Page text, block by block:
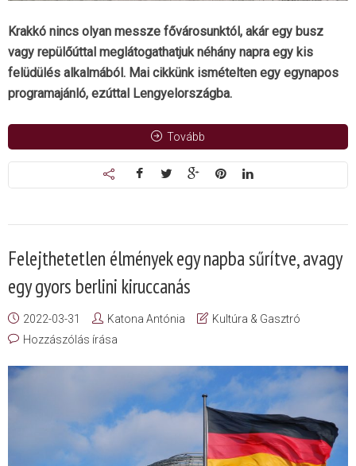
Krakkó nincs olyan messze fővárosunktól, akár egy busz
vagy repülőúttal meglátogathatjuk néhány napra egy kis
felüdülés alkalmából. Mai cikkünk ismételten egy egynapos
programajánló, ezúttal Lengyelországba.
Tovább
Felejthetetlen élmények egy napba sűrítve, avagy
egy gyors berlini kiruccanás
2022-03-31 Katona Antónia
Kultúra & Gasztró
Hozzászólás írása